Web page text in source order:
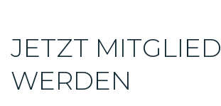
JETZT MITGLIED
WERDEN